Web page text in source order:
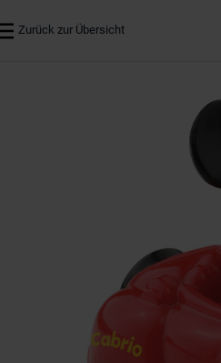
Zurück zur Übersicht